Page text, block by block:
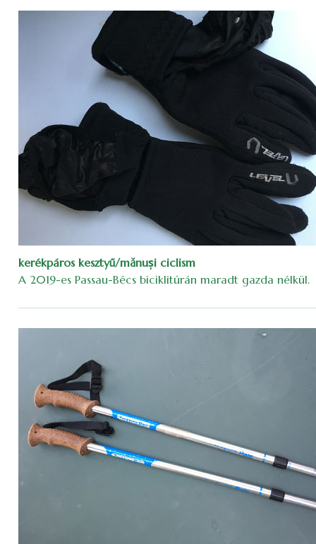
kerékpáros kesztyű/mănuși ciclism
A 2019-es Passau-Bécs biciklitúrán maradt gazda nélkül.